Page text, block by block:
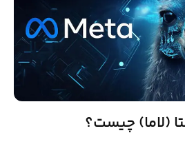
(لاما)‌ چیست؟